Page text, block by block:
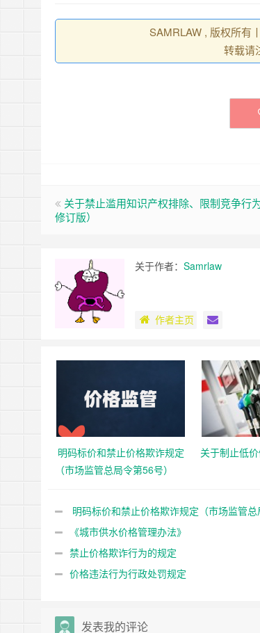
SAMRLAW , 版权所有
转载请
关于禁止滥用知识产权排除、限制竞争行
修订版）
关于作者： Samrlaw
作者主页
明码标价和禁止价格欺诈规定
（市场监管总局令第56号）
关于制止低
明码标价和禁止价格欺诈规定（市场监管总
《城市供水价格管理办法》
禁止价格欺诈行为的规定
价格违法行为行政处罚规定
发表我的评论